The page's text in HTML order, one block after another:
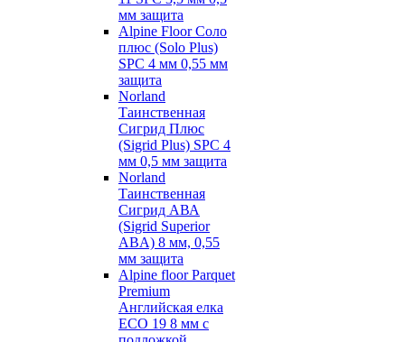
мм защита
Alpine Floor Соло
плюс (Solo Plus)
SPC 4 мм 0,55 мм
защита
Norland
Таинственная
Сигрид Плюс
(Sigrid Plus) SPC 4
мм 0,5 мм защита
Norland
Таинственная
Сигрид АВА
(Sigrid Superior
ABA) 8 мм, 0,55
мм защита
Alpine floor Parquet
Premium
Английская елка
ECO 19 8 мм с